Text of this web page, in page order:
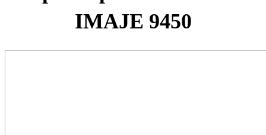
IMAJE 9450